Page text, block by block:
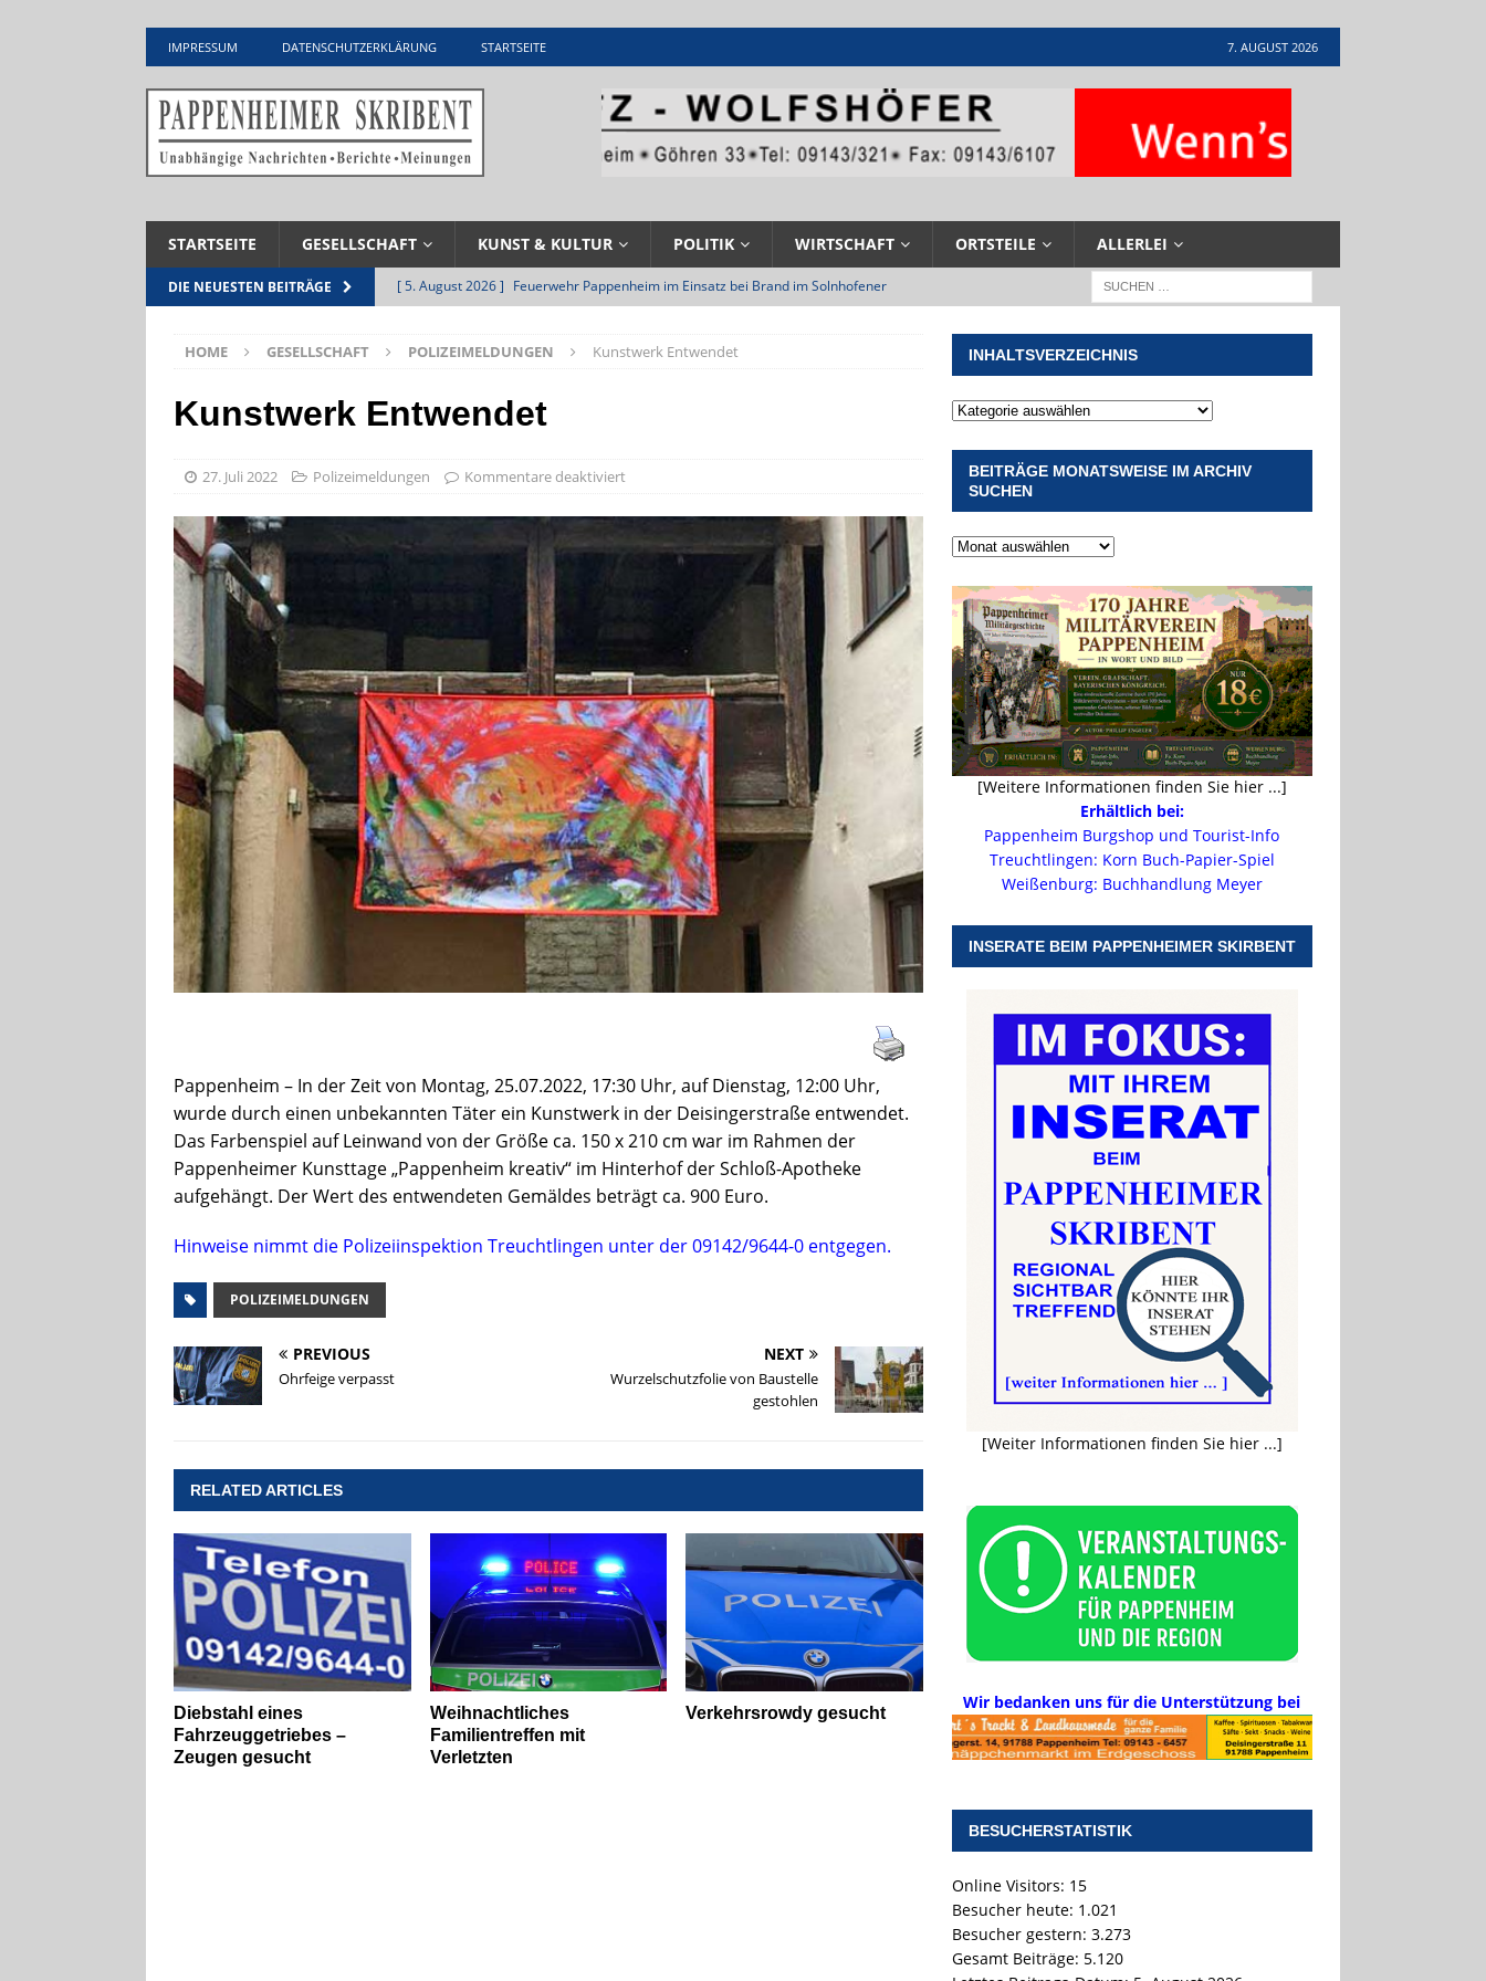
IMPRESSUM DATENSCHUTZERKLÄRUNG STARTSEITE 7. AUGUST 2026
STARTSEITE GESELLSCHAFT KUNST & KULTUR POLITIK WIRTSCHAFT ORTSTEILE ALLERLEI
DIE NEUESTEN BEITRÄGE [ 5. August 2026 ] Feuerwehr Pappenheim im Einsatz bei Brand im Solnhofener
[ 4. August 2026 ] Militärgeschichte paddelt in Pappenheim bis heute mit
VERANSTALTUNGEN
ankommen
VERANSTALTUNGEN
Aiwanger
VERANSTALTUNGEN
Neue Naturparkführer verstärken das Angebot im Altmühltal
Stellenangebot beim Wasserzweckverband links der Altmühl
UNTERNEHMEN
HOME GESELLSCHAFT POLIZEIMELDUNGEN Kunstwerk Entwendet
Kunstwerk Entwendet
27. Juli 2022 Polizeimeldungen Kommentare deaktiviert
Pappenheim – In der Zeit von Montag, 25.07.2022, 17:30 Uhr, auf Dienstag, 12:00 Uhr,
wurde durch einen unbekannten Täter ein Kunstwerk in der Deisingerstraße entwendet.
Das Farbenspiel auf Leinwand von der Größe ca. 150 x 210 cm war im Rahmen der
Pappenheimer Kunsttage „Pappenheim kreativ“ im Hinterhof der Schloß-Apotheke
aufgehängt. Der Wert des entwendeten Gemäldes beträgt ca. 900 Euro.
Hinweise nimmt die Polizeiinspektion Treuchtlingen unter der 09142/9644-0 entgegen.
POLIZEIMELDUNGEN
PREVIOUS
Ohrfeige verpasst
NEXT
Wurzelschutzfolie von Baustelle
gestohlen
RELATED ARTICLES
Diebstahl eines
Fahrzeuggetriebes –
Zeugen gesucht
Weihnachtliches
Familientreffen mit
Verletzten
Verkehrsrowdy gesucht
INHALTSVERZEICHNIS
BEITRÄGE MONATSWEISE IM ARCHIV
SUCHEN
[Weitere Informationen finden Sie hier ...]
Erhältlich bei:
Pappenheim Burgshop und Tourist-Info
Treuchtlingen: Korn Buch-Papier-Spiel
Weißenburg: Buchhandlung Meyer
INSERATE BEIM PAPPENHEIMER SKIRBENT
[Weiter Informationen finden Sie hier ...]
Wir bedanken uns für die Unterstützung bei
BESUCHERSTATISTIK
Online Visitors: 15
Besucher heute: 1.021
Besucher gestern: 3.273
Gesamt Beiträge: 5.120